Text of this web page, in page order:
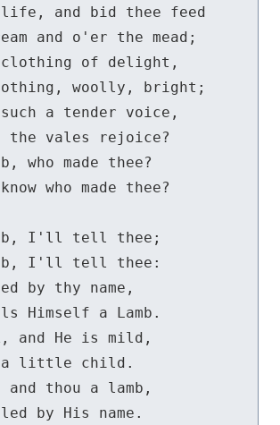
life, and bid thee feed
and o'er the mead;
clothing of delight,
woolly, bright;
such a tender voice,
the vales rejoice?
who made thee?
who made thee?
I'll tell thee;
I'll tell thee:
by thy name,
Himself a Lamb.
and He is mild,
a little child.
thou a lamb,
by His name.